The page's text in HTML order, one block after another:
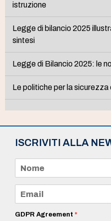
istruzione
Legge di bilancio 2025
sintesi
Legge di Bilancio 2025: le
Le politiche per la
ISCRIVITI ALLA
m
e
a
iGDPR Agreement *